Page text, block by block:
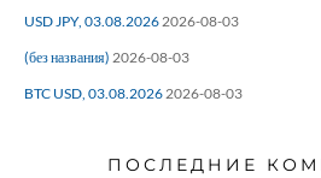
USD JPY, 03.08.20262026-08-03
(без названия) 2026-08-03
BTC USD, 03.08.20262026-08-03
ПОСЛЕДНИЕ